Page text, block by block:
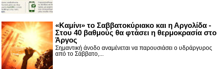
«Καμίνι» το Σαββατοκύριακο και η Αργολίδα -
Στου 40 βαθμούς θα φτάσει η θερμοκρασία στο
Άργος
Σημαντική άνοδο αναμένεται να παρουσιάσει ο υδράργυρος
από το Σάββατο,...